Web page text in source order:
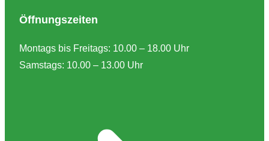
Öffnungszeiten
Montags bis Freitags: 10.00 – 18.00 Uhr
Samstags: 10.00 – 13.00 Uhr